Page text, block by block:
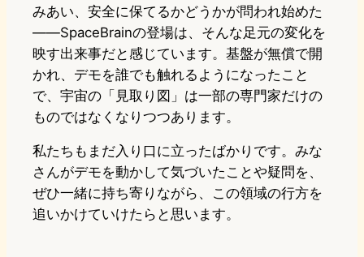
みあい、安全に保てるかどうかが問われ始めた
——SpaceBrainの登場は、そんな足元の変化を
映す出来事だと感じています。基盤が無償で開
かれ、デモを誰でも触れるようになったこと
で、宇宙の「見取り図」は一部の専門家だけの
ものではなくなりつつあります。
私たちもまだ入り口に立ったばかりです。みな
さんがデモを動かして気づいたことや疑問を、
ぜひ一緒に持ち寄りながら、この領域の行方を
追いかけていけたらと思います。